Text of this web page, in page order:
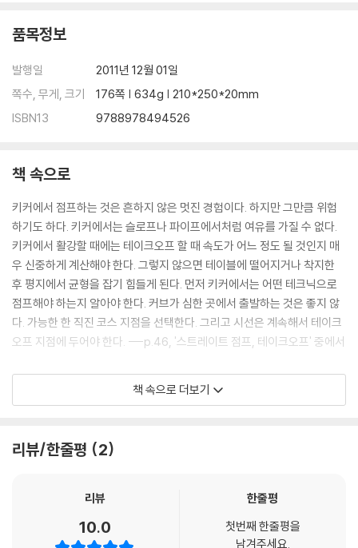
로테이션
BS 540°
알리웁 로데오
MC 트위스트
FS 360°
FS 720° 인버티드
FS 720° 스트레이트
캡 360°
호콘 720°
파이프 서핑
05 레일과 박스 Rails & Boxes
50/50 비기너 박스
BS 보드슬라이드
작은 스트레이트 박스
작은 스트레이트 박스
작은 스트레이트 박스
BS 보드슬라이드 to 페이키
품목정보
발행일
2011년 12월 01일
쪽수, 무게, 크기
176쪽 | 634g | 210*250*20mm
ISBN13
9788978494526
책 속으로
키커에서 점프하는 것은 흔하지 않은 멋진 경험이다. 하지만 그만큼 위험
하기도 하다. 키커에서는 슬로프나 파이프에서처럼 여유를 가질 수 없다.
키커에서 활강할 때에는 테이크오프 할 때 속도가 어느 정도 될 것인지 매
우 신중하게 계산해야 한다. 그렇지 않으면 테이블에 떨어지거나 착지한
후 평지에서 균형을 잡기 힘들게 된다. 먼저 키커에서는 어떤 테크닉으로
점프해야 하는지 알아야 한다. 커브가 심한 곳에서 출발하는 것은 좋지 않
다. 가능한 한 직진 코스 지점을 선택한다. 그리고 시선은 계속해서 테이크
오프 지점에 두어야 한다. ---p.46, '스트레이트 점프, 테이크오프' 중에서
알리웁은 파이프에서의 스핀을 묘사하는 용어로, 에어와 같은 방향으로 회
전하는 스트레이트 에어와 달리 에어와 반대 방향으로 회전하게 된다. 즉 F
이르렀을 때 파이프의 아래를 바라보고 보드를 진행 방향과 반대로 회전하
돌아오게 된다. 착지 후 반대쪽 벽으로 이동하면 성공이다. 처음에는 팔을
이 바뀌기 때문에 벽에서 빠져나오기 전에 산 쪽으로 에징을 전환해야 한
책 속으로 더보기
리뷰/한줄평 2
리뷰
10.0
한줄평
첫번째 한줄평을
남겨주세요.